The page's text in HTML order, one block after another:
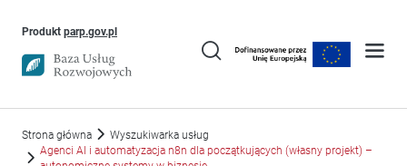
Produkt parp.gov.plUwaga, link otworzy się w nowym oknie
Strona główna
Wyszukiwarka usług
Agenci AI i automatyzacja n8n dla początkujących (własny projekt) –